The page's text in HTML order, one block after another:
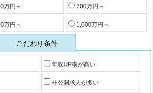
万円～ 700万円～
万円～ 1,000万円～
こだわり条件
年収UP率が高い
非公開求人が多い